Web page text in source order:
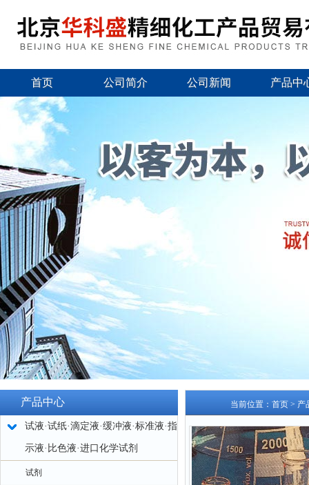
首页 公司简介 公司新闻 产品中
产品中心
试液·试纸·滴定液·缓冲液·标准液·指
示液·比色液·进口化学试剂
试剂
当前位置： 首页 > 产